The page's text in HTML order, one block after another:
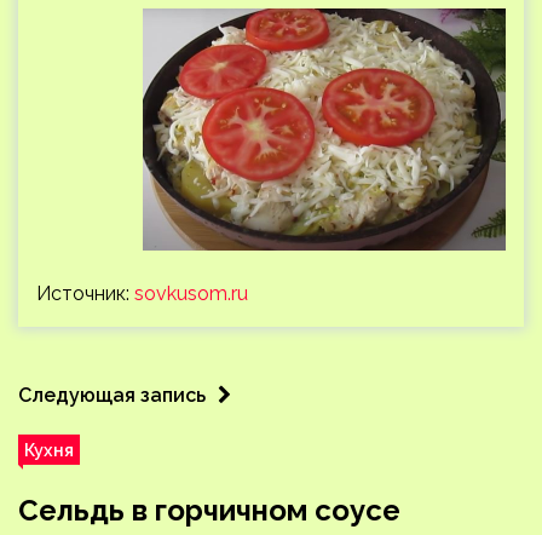
Источник: sovkusom.ru
Следующая запись
Кухня
Сельдь в горчичном соусе